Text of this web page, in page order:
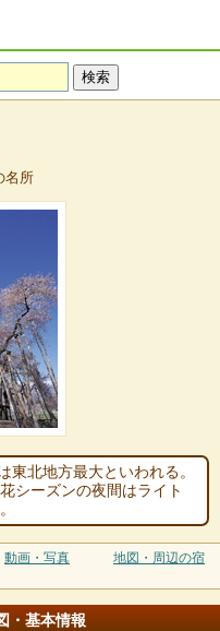
名所
東北地方最大といわれる。
シーズンの夜間はライト
動画・写真 地図・周辺の宿
・基本情報